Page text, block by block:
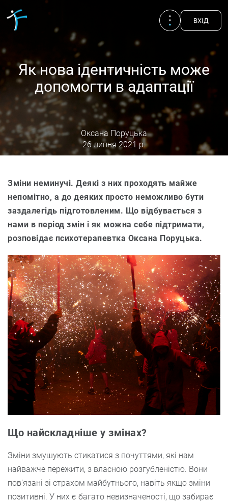
Терапевти
UAENRU
ВХIД
Як нова ідентичність може
допомогти в адаптації
Оксана Поруцька
26 липня 2021 р.
Зміни неминучі. Деякі з них проходять майже
непомітно, а до деяких просто неможливо бути
заздалегідь підготовленим. Що відбувається з
нами в період змін і як можна себе підтримати,
розповідає психотерапевтка Оксана Поруцька.
Що найскладніше у змінах?
Зміни змушують стикатися з почуттями, які нам
найважче пережити, з власною розгубленістю. Вони
пов'язані зі страхом майбутнього, навіть якщо зміни
позитивні. У них є багато невизначеності, що забирає